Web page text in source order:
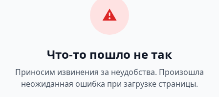
⚠️
Что-то пошло не так
Приносим извинения за неудобства. Произошла
неожиданная ошибка при загрузке страницы.